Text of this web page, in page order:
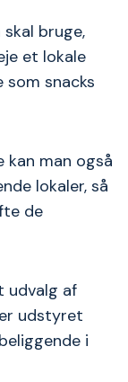
bruge,
et lokale
som snacks
kan man også
lokaler, så
de
udvalg af
udstyret
i